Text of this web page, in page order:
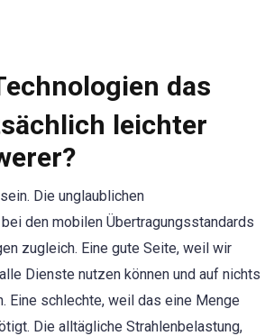
das
leichter
Die unglaublichen
den mobilen Übertragungsstandards
zugleich. Eine gute Seite, weil wir
Dienste nutzen können und auf nichts
Eine schlechte, weil das eine Menge
Die alltägliche Strahlenbelastung,